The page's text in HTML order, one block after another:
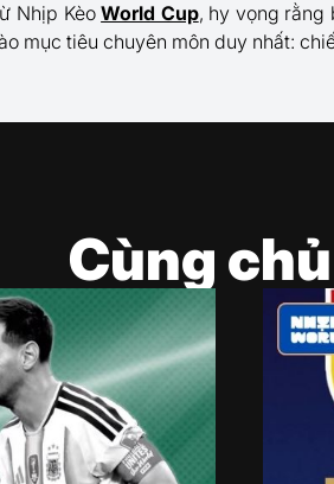
Nhịp KèoWorld Cup, hy vọng rằng
mục tiêu chuyên môn duy nhất:
Cùng